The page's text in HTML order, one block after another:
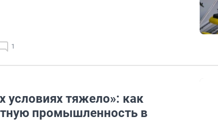
1
условиях тяжело»: как
промышленность в